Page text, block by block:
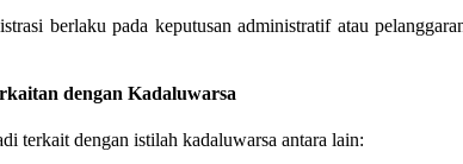
berlaku pada keputusan administratif atau
dengan Kadaluwarsa
terkait dengan istilah kadaluwarsa antara lain: